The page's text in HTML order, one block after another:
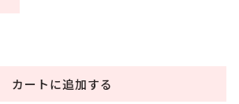
カートに追加する